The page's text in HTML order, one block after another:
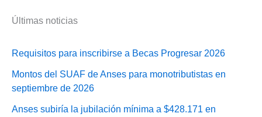
Últimas noticias
Requisitos para inscribirse a Becas Progresar 2026
Montos del SUAF de Anses para monotributistas en
septiembre de 2026
Anses subiría la jubilación mínima a $428.171 en